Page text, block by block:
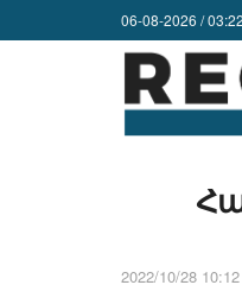
06-08-2026 / 03:22
2022/10/28 10:12